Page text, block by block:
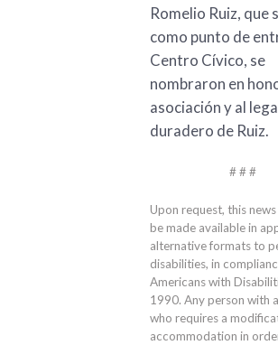
Romelio Ruiz, que
como punto de
Centro Cívico, se
nombraron en
asociación y al
duradero de Ruiz.
# # #
Upon request, this
be made available in
alternative formats to
disabilities, in
Americans with
1990. Any person with
who requires a
accommodation in